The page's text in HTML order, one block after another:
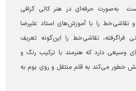
۵ سال است به‌صورت حرفه‌ای در هنر کالی گرافی
را با آموزش‌های استاد علیرضا
فراگرفته، نقاشی‌خط را این‌گونه تعریف
وسیعی دارد که هنرمند با ترکیب رنگ و
خطور می‌کند به قلم منتقل و روی بوم به